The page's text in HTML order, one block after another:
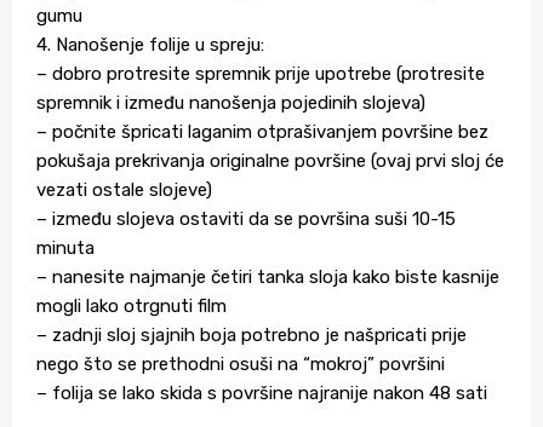
gumu
4. Nanošenje folije u spreju:
– dobro protresite spremnik prije upotrebe (protresite
spremnik i između nanošenja pojedinih slojeva)
– počnite špricati laganim otprašivanjem površine bez
pokušaja prekrivanja originalne površine (ovaj prvi sloj će
vezati ostale slojeve)
– između slojeva ostaviti da se površina suši 10-15
minuta
– nanesite najmanje četiri tanka sloja kako biste kasnije
mogli lako otrgnuti film
– zadnji sloj sjajnih boja potrebno je našpricati prije
nego što se prethodni osuši na “mokroj” površini
– folija se lako skida s površine najranije nakon 48 sati